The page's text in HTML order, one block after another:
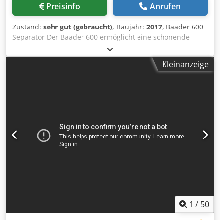
Dokumentation und Stromlaufplan im Lieferumfang -
Marktführer bei Maschinen für die Lebensmittelindustrie
Der NOWICKI MA-3600PSCH Vakuum-Tumbler ist sofort
verfügbar – die ideale Investition für Betriebe, die eine
Preisinfo Anrufen
Zustand: sehr gut (gebraucht), Baujahr: 2017, Baader 600
Separator Der Baader 600 ermöglicht eine schonende
Trennung von Rohfleischmaterial von Abfallkomponenten
wie Knochen, Haut usw. Ein flexibles Quetschband
transportiert das Produkt zur gelochten Trommel. Weiche
dessen Vorbehandlung sowie dem gewählten
Anpressdruck variieren. Der Baader 600 ist eine
benutzerfreundliche Maschine mit schneller und
einfache Handhabung. Hersteller: Baader Modell: 600
Baujahr: 2017 Leistung: Bis zu 400 kg/Stunde Trommel: 3
Kleinanzeige
1 / 50